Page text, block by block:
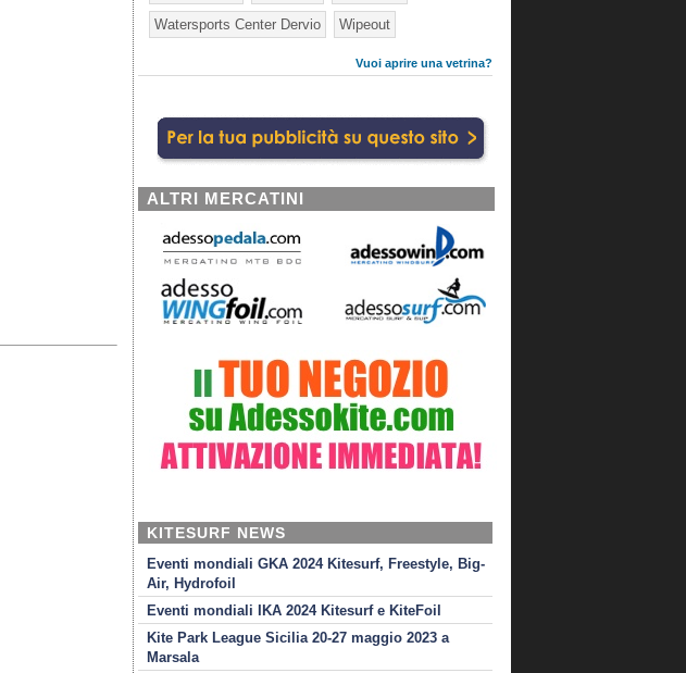
Watersports Center Dervio Wipeout
Vuoi aprire una vetrina?
ALTRI MERCATINI
KITESURF NEWS
Eventi mondiali GKA 2024 Kitesurf, Freestyle, Big-
Air, Hydrofoil
Eventi mondiali IKA 2024 Kitesurf e KiteFoil
Kite Park League Sicilia 20-27 maggio 2023 a
Marsala